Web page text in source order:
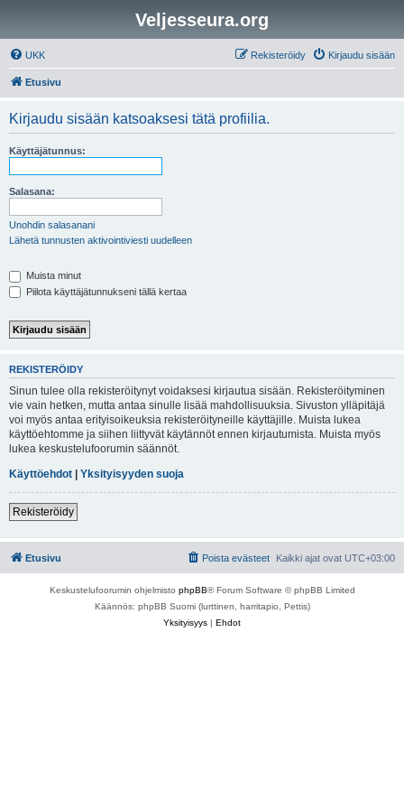
Veljesseura.org
UKK Kirjaudu sisään
Rekisteröidy
Etusivu
Kirjaudu sisään katsoaksesi tätä profiilia.
Käyttäjätunnus:
Salasana:
Unohdin salasanani
Lähetä tunnusten aktivointiviesti uudelleen
Muista minut
Piilota käyttäjätunnukseni tällä kertaa
REKISTERÖIDY
Sinun tulee olla rekisteröitynyt voidaksesi kirjautua sisään. Rekisteröityminen
vie vain hetken, mutta antaa sinulle lisää mahdollisuuksia. Sivuston ylläpitäjä
voi myös antaa erityisoikeuksia rekisteröityneille käyttäjille. Muista lukea
käyttöehtomme ja siihen liittyvät käytännöt ennen kirjautumista. Muista myös
lukea keskustelufoorumin säännöt.
Käyttöehdot | Yksityisyyden suoja
Rekisteröidy
Etusivu Kaikki ajat ovat UTC+03:00
Poista evästeet
Keskustelufoorumin ohjelmisto phpBB® Forum Software © phpBB Limited
Käännös: phpBB Suomi (lurttinen, harritapio, Pettis)
Yksityisyys | Ehdot